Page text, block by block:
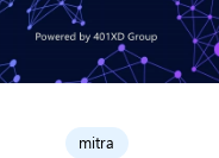
mitra